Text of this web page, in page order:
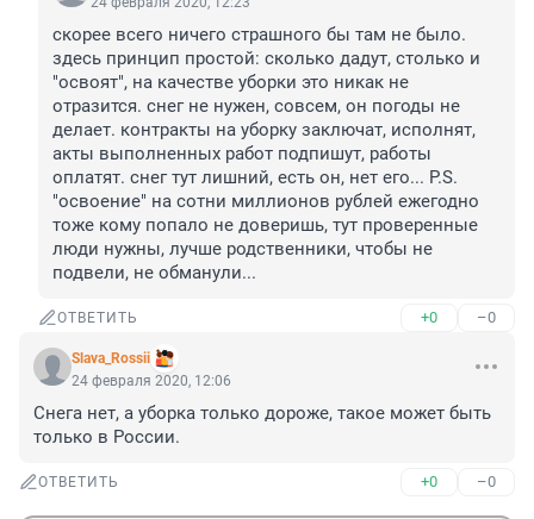
скорее всего ничего страшного бы там не было.
здесь принцип простой: сколько дадут, столько и
"освоят", на качестве уборки это никак не
отразится. снег не нужен, совсем, он погоды не
делает. контракты на уборку заключат, исполнят,
акты выполненных работ подпишут, работы
оплатят. снег тут лишний, есть он, нет его... P.S.
"освоение" на сотни миллионов рублей ежегодно
тоже кому попало не доверишь, тут проверенные
люди нужны, лучше родственники, чтобы не
подвели, не обманули...
ОТВЕТИТЬ +0 –0
Slava_Rossii
24 февраля 2020, 12:06
Снега нет, а уборка только дороже, такое может быть
только в России.
ОТВЕТИТЬ +0 –0